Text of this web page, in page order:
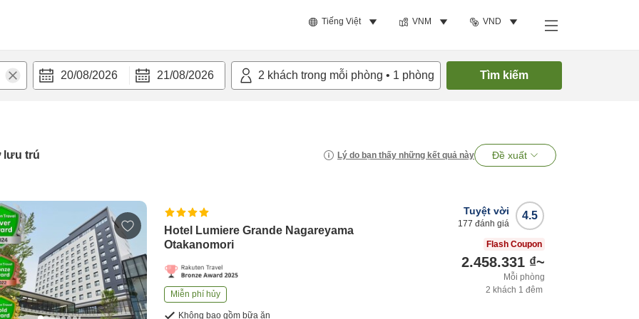
Tiếng Việt VNM VND
20/08/2026 21/08/2026 2 khách trong mỗi phòng • 1 phòng Tìm kiếm
lưu trú Lý do bạn thấy những kết quả này Đề xuất
Hotel Lumiere Grande Nagareyama
Otakanomori
Miễn phí hủy
Không bao gồm bữa ăn
4.5
Tuyệt vời
177 đánh giá
Flash Coupon
2.458.331 ₫~
Mỗi phòng
2 khách 1 đêm